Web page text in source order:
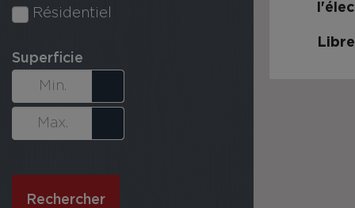
Résidentiel
Superficie
Rechercher